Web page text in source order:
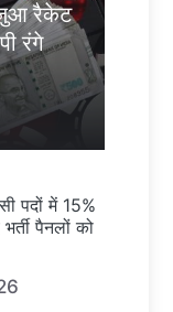
रैकेट
रंगे
पदों में 15%
पैनलों को